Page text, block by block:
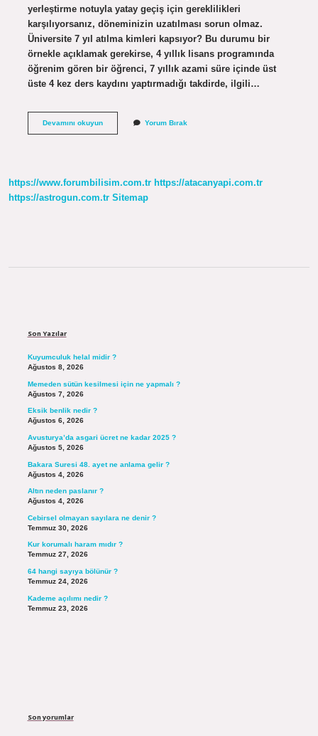
yerleştirme notuyla yatay geçiş için gereklilikleri
karşılıyorsanız, döneminizin uzatılması sorun olmaz.
Üniversite 7 yıl atılma kimleri kapsıyor? Bu durumu bir
örnekle açıklamak gerekirse, 4 yıllık lisans programında
öğrenim gören bir öğrenci, 7 yıllık azami süre içinde üst
üste 4 kez ders kaydını yaptırmadığı takdirde, ilgili…
Devamını okuyunAzami
Yapabilir
Yorum Bırak
https://www.forumbilisim.com.tr https://atacanyapi.com.tr
https://astrogun.com.tr Sitemap
Son Yazılar
Kuyumculuk helal midir ?
Ağustos 8, 2026
Memeden sütün kesilmesi için ne yapmalı ?
Ağustos 7, 2026
Eksik benlik nedir ?
Ağustos 6, 2026
Avusturya’da asgari ücret ne kadar 2025 ?
Ağustos 5, 2026
Bakara Suresi 48. ayet ne anlama gelir ?
Ağustos 4, 2026
Altın neden paslanır ?
Ağustos 4, 2026
Cebirsel olmayan sayılara ne denir ?
Temmuz 30, 2026
Kur korumalı haram mıdır ?
Temmuz 27, 2026
64 hangi sayıya bölünür ?
Temmuz 24, 2026
Kademe açılımı nedir ?
Temmuz 23, 2026
Son yorumlar